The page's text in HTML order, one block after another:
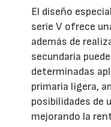
El diseño
serie V ofrece
además de
secundaria
determinadas
primaria ligera,
posibilidades de
mejorando la